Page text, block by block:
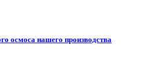
осмоса нашего производства